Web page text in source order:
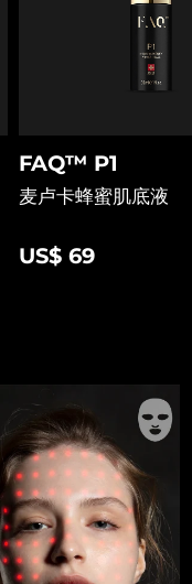
FAQ™ P1
麦卢卡蜂蜜肌底液
US$ 69